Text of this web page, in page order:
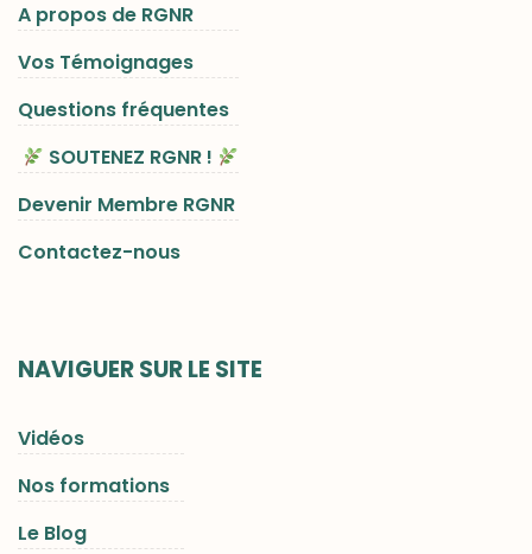
A propos de RGNR
Vos Témoignages
Questions fréquentes
SOUTENEZ RGNR !
Devenir Membre RGNR
Contactez-nous
NAVIGUER SUR LE SITE
Vidéos
Nos formations
Le Blog